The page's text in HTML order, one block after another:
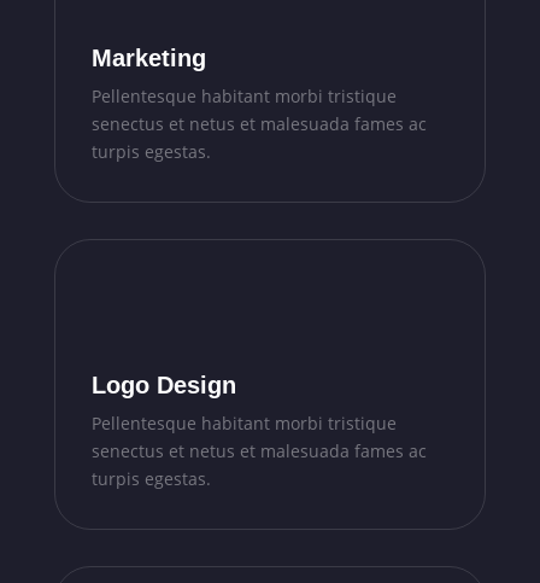
Marketing
Pellentesque habitant morbi tristique
senectus et netus et malesuada fames ac
turpis egestas.
Logo Design
Pellentesque habitant morbi tristique
senectus et netus et malesuada fames ac
turpis egestas.